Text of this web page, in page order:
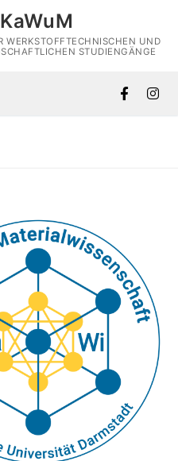
KaWuM
WERKSTOFFTECHNISCHEN UND
STUDIENGÄNGE